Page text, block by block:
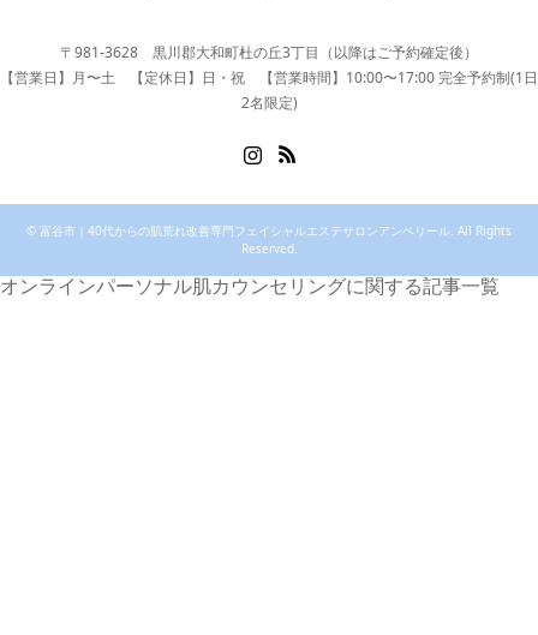
〒981-3628 黒川郡大和町杜の丘3丁目（以降はご予約確定後）
【営業日】月〜土 【定休日】日・祝 【営業時間】10:00〜17:00 完全予約制(1日
2名限定)
© 富谷市｜40代からの肌荒れ改善専門フェイシャルエステサロンアンベリール . All Rights
Reserved.
オンラインパーソナル肌カウンセリングに関する記事一覧